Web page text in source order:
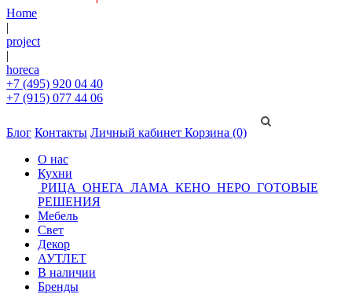
Home
|
project
|
horeca
+7 (495) 920 04 40
+7 (915) 077 44 06
Блог Контакты Личный кабинет Корзина (0)
О нас
Кухни
РИЦА ОНЕГА ЛАМА КЕНО НЕРО ГОТОВЫЕ
РЕШЕНИЯ
Мебель
Свет
Декор
АУТЛЕТ
В наличии
Бренды